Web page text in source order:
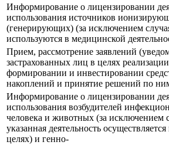
Информирование о лицензировании
использования источников
(генерирующих) (за исключением
используются в медицинской
Прием, рассмотрение заявлений
застрахованных лиц в целях
формировании и инвестировании
накоплений и принятие решений по
Информирование о лицензировании
использования возбудителей
человека и животных (за исключением
указанная деятельность
целях) и генно-